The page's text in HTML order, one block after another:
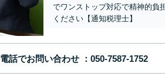
でワンストップ対応で精神的負
ください【通知税理士】
電話でお問い合わせ